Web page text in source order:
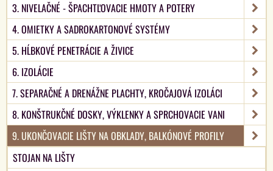
3. NIVELAČNÉ - ŠPACHTĽOVACIE HMOTY A POTERY
4. OMIETKY A SADROKARTONOVÉ SYSTÉMY
5. HĹBKOVÉ PENETRÁCIE A ŽIVICE
6. IZOLÁCIE
7. SEPARAČNÉ A DRENÁŽNE PLACHTY, KROČAJOVÁ IZOLÁCI
8. KONŠTRUKČNÉ DOSKY, VÝKLENKY A SPRCHOVACIE VANI
9. UKONČOVACIE LIŠTY NA OBKLADY, BALKÓNOVÉ PROFILY
STOJAN NA LIŠTY